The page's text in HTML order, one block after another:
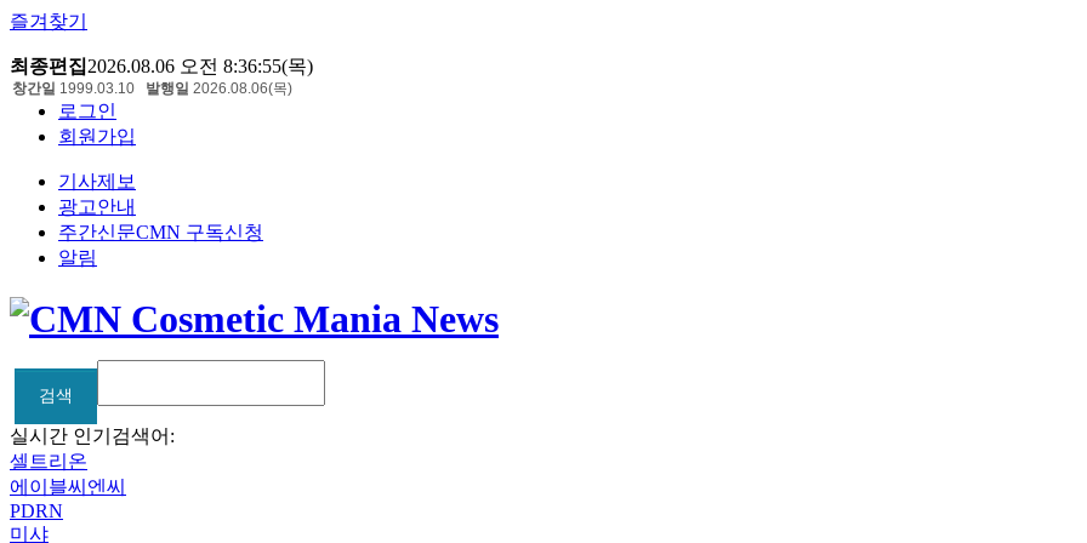
즐겨찾기
최종편집2026.08.06 오전 8:36:55(목)
로그인
회원가입
기사제보
광고안내
주간신문CMN 구독신청
알림
창간일 1999.03.10 발행일 2026.08.06(목)
검색
검색
실시간 인기검색어:
셀트리온
에이블씨엔씨
PDRN
미샤